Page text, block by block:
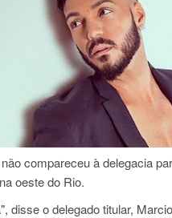
compareceu à delegacia
oeste do Rio.
disse o delegado titular,